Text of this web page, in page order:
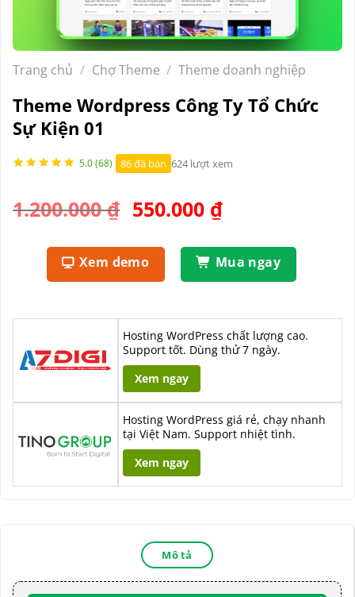
Trang chủ / Chợ Theme / Theme doanh nghiệp
Theme Wordpress Công Ty Tổ Chức
Sự Kiện 01
5.0 (68) 86 đã bán 624 lượt xem
1.200.000₫ Giá
là:
1.200.000 ₫.
550.000 ₫Giá
tại
là:
Xem demo Mua ngay
Hosting WordPress chất lượng cao.
Support tốt. Dùng thử 7 ngày.
Xem ngay
Hosting WordPress giá rẻ, chạy nhanh
tại Việt Nam. Support nhiệt tình.
Xem ngay
Mô tả